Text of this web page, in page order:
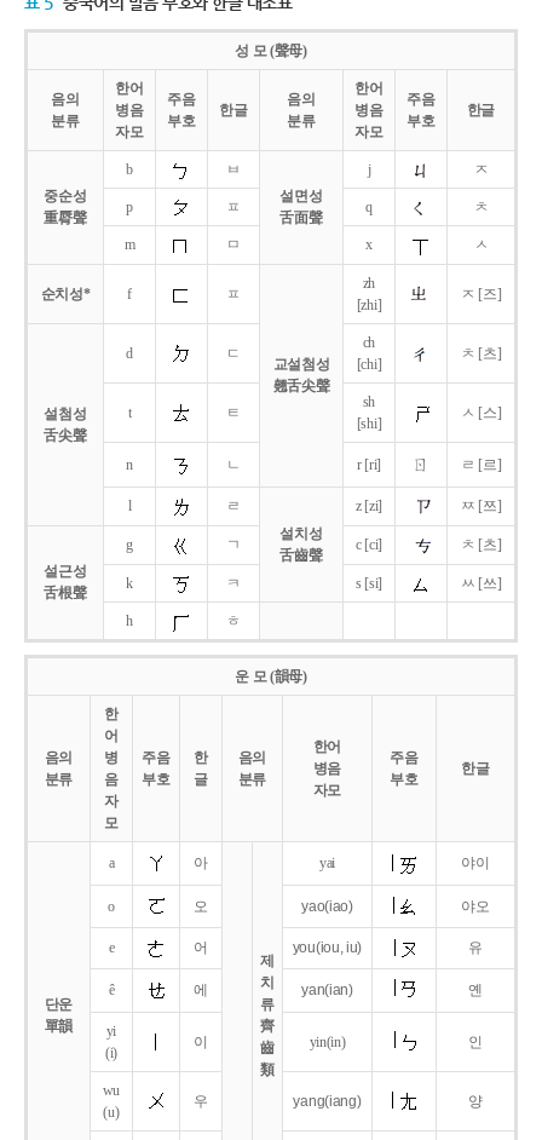
성 모 (聲母)
음의
분류
한어
병음
자모
주음
부호
한글
음의
분류
한어
병음
자모
주음
부호
한글
중순성
重脣聲
b
ㅂ
설면성
舌面聲
j ㅈ
p ㅍ q ㅊ
m ㅁ x ㅅ
순치성* f ㅍ
교설첨성
翹舌尖聲
zh
[zhi]
ㅈ [즈]
설첨성
舌尖聲
d ㄷ
ch
[chi]
ㅊ [츠]
t ㅌ
sh
[shi]
ㅅ [스]
n ㄴ r [ri] ㄖ ㄹ [르]
l
ㄹ
설치성
舌齒聲
z [zi] ㅉ [쯔]
설근성
舌根聲
g ㄱ c [ci] ㅊ [츠]
k ㅋ s [si] ㅆ [쓰]
h ㅎ
운 모 (韻母)
음의
분류
한
어
병
음
자
모
주음
부호
한
글
음의
분류
한어
병음
자모
주음
부호
한글
단운
單韻
a 아
제
치
류
齊
齒
類
yai 야이
o 오 yao(iao) 야오
e 어 you(iou,iu) 유
ê 에 yan(ian) 옌
yi
(i)
이 yin(in) 인
wu
(u)
우 yang(iang) 양